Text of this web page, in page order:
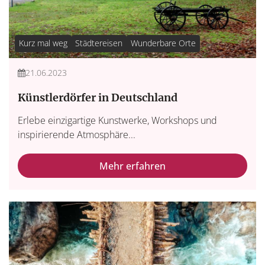
Kurz mal weg Städtereisen Wunderbare Orte
21.06.2023
Künstlerdörfer in Deutschland
Erlebe einzigartige Kunstwerke, Workshops und
inspirierende Atmosphäre...
Mehr erfahren